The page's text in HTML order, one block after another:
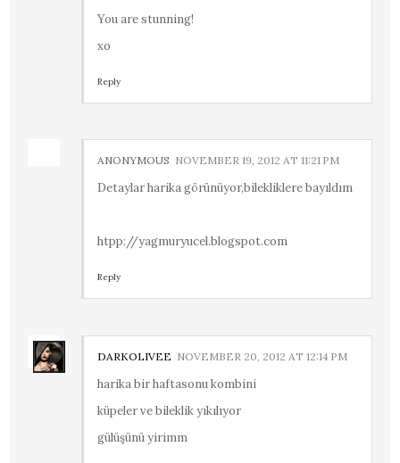
You are stunning!
xo
Reply
ANONYMOUS NOVEMBER 19, 2012 AT 11:21 PM
Detaylar harika görünüyor,bilekliklere bayıldım
htpp://yagmuryucel.blogspot.com
Reply
DARKOLIVEE NOVEMBER 20, 2012 AT 12:14 PM
harika bir haftasonu kombini
küpeler ve bileklik yıkılıyor
gülüşünü yirimm